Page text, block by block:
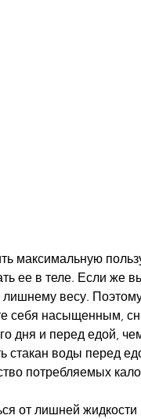
ее в теле. Если же
лишнему весу.
себя насыщенным,
дня и перед едой,
стакан воды перед
потребляемых
от лишней жидкости